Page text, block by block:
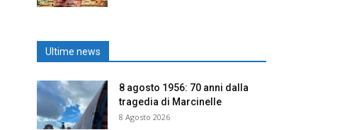
Ultime news
8 agosto 1956: 70 anni dalla
tragedia di Marcinelle
8 Agosto 2026